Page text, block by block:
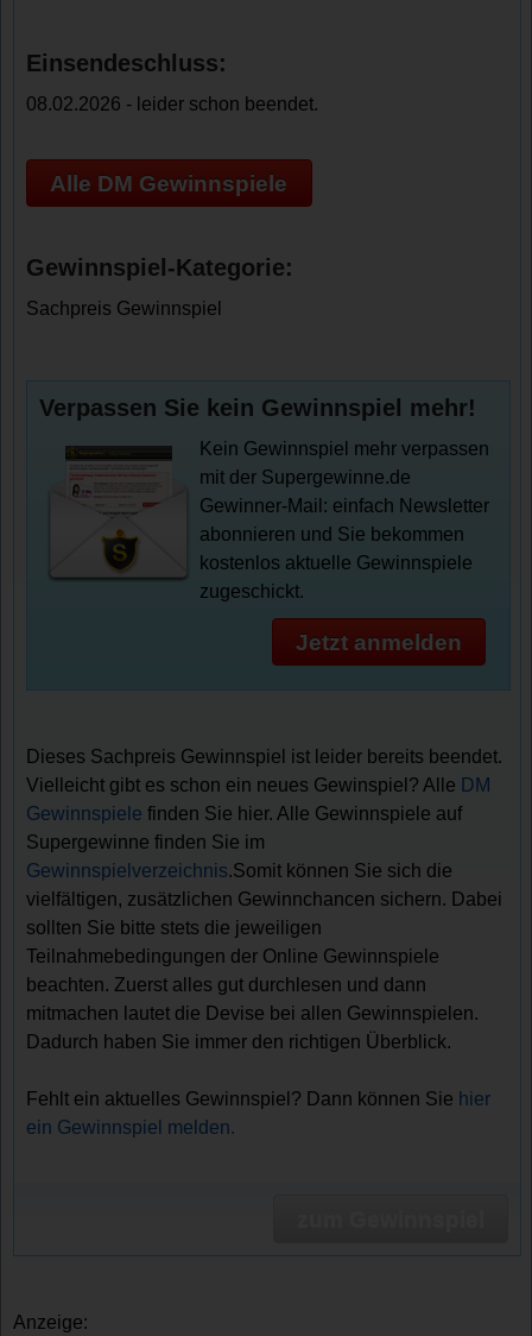
Einsendeschluss:
08.02.2026 - leider schon beendet.
Alle DM Gewinnspiele
Gewinnspiel-Kategorie:
Sachpreis Gewinnspiel
Verpassen Sie kein Gewinnspiel mehr!
Kein Gewinnspiel mehr verpassen
mit der Supergewinne.de
Gewinner-Mail: einfach Newsletter
abonnieren und Sie bekommen
kostenlos aktuelle Gewinnspiele
zugeschickt.
Jetzt anmelden
Dieses Sachpreis Gewinnspiel ist leider bereits beendet.
Vielleicht gibt es schon ein neues Gewinspiel? Alle DM
Gewinnspiele finden Sie hier. Alle Gewinnspiele auf
Supergewinne finden Sie im
Gewinnspielverzeichnis.Somit können Sie sich die
vielfältigen, zusätzlichen Gewinnchancen sichern. Dabei
sollten Sie bitte stets die jeweiligen
Teilnahmebedingungen der Online Gewinnspiele
beachten. Zuerst alles gut durchlesen und dann
mitmachen lautet die Devise bei allen Gewinnspielen.
Dadurch haben Sie immer den richtigen Überblick.
Fehlt ein aktuelles Gewinnspiel? Dann können Sie hier
ein Gewinnspiel melden.
Anzeige: